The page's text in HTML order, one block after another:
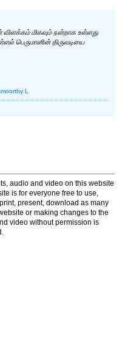
விளக்கம் மிகவும் நன்றாக உள்ளது
பெருமானின் திருவடியை
L
audio and video on this website
is for everyone free to use,
present, download as many
or making changes to the
video without permission is